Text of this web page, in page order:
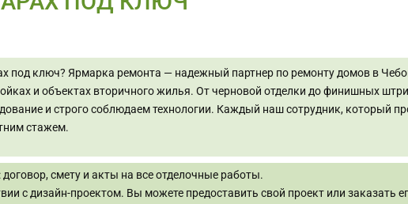
под ключ? Ярмарка ремонта — надежный партнер по ремонту домов в
и объектах вторичного жилья. От черновой отделки до финишных
и строго соблюдаем технологии. Каждый наш сотрудник, который
стажем.
смету и акты на все отделочные работы.
с дизайн-проектом. Вы можете предоставить свой проект или заказать